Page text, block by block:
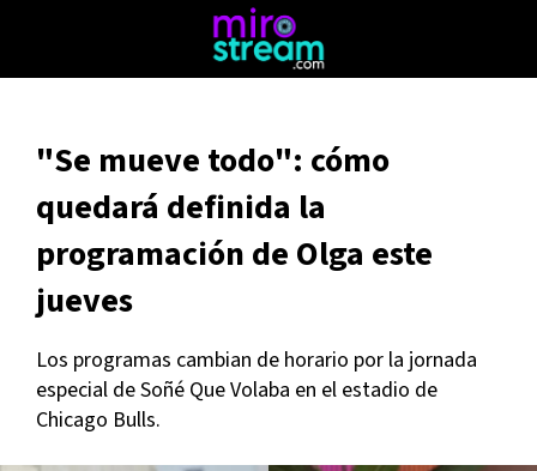
"Se mueve todo": cómo
quedará definida la
programación de Olga este
jueves
Los programas cambian de horario por la jornada
especial de Soñé Que Volaba en el estadio de
Chicago Bulls.